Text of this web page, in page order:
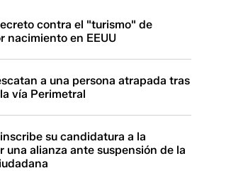
contra el "turismo" de
nacimiento en EEUU
a una persona atrapada tras
vía Perimetral
su candidatura a la
una alianza ante suspensión de la